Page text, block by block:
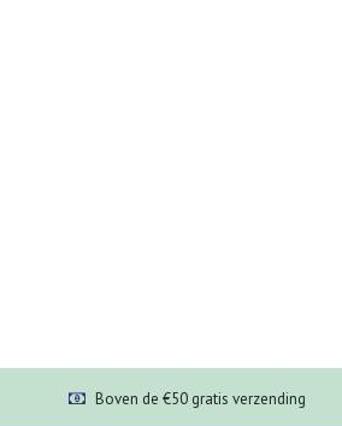
Boven de €50 gratis verzending